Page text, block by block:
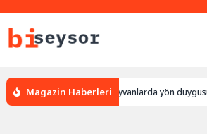
Magazin Haberleri
yön bulması, hayvanlarda yön duygusu